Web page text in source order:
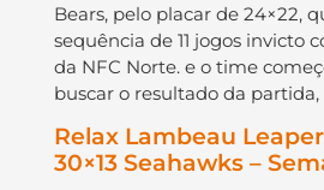
Bears, pelo placar de 24×22,
sequência de 11 jogos invicto
da NFC Norte. e o time
buscar o resultado da partida,
Relax Lambeau
30×13 Seahawks –